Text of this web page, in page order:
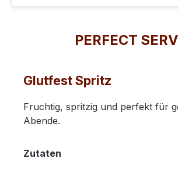
PERFECT
Glutfest Spritz
Fruchtig, spritzig und perfekt für
Abende.
Zutaten